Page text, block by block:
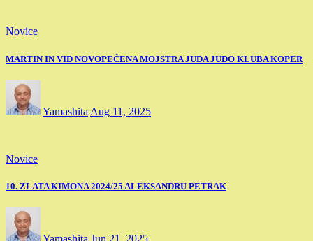
Novice
MARTIN IN VID NOVOPEČENA MOJSTRA JUDA JUDO KLUBA KOPER
Yamashita Aug 11, 2025
Novice
10. ZLATA KIMONA 2024/25 ALEKSANDRU PETRAK
Yamashita Jun 21, 2025